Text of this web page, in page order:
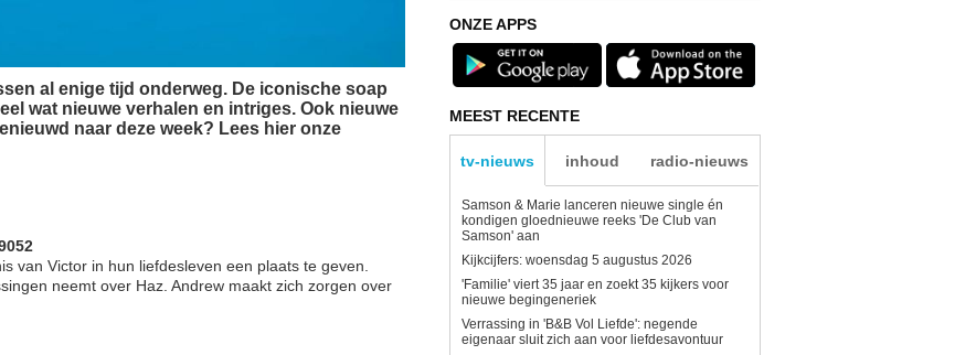
al enige tijd onderweg. De iconische soap
wat nieuwe verhalen en intriges. Ook nieuwe
naar deze week? Lees hier onze
van Victor in hun liefdesleven een plaats te geven.
neemt over Haz. Andrew maakt zich zorgen over
ONZE APPS
MEEST RECENTE
tv-nieuws inhoud radio-nieuws
Samson & Marie lanceren nieuwe single én
kondigen gloednieuwe reeks 'De Club van
Samson' aan
Kijkcijfers: woensdag 5 augustus 2026
'Familie' viert 35 jaar en zoekt 35 kijkers voor
nieuwe begingeneriek
Verrassing in 'B&B Vol Liefde': negende
eigenaar sluit zich aan voor liefdesavontuur